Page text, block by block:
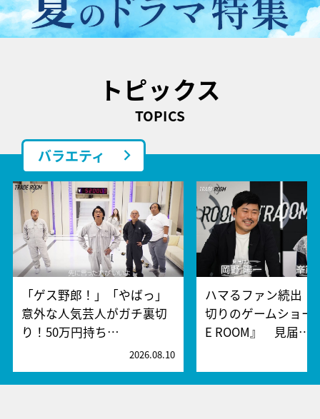
トピックス
TOPICS
バラエティ
「ゲス野郎！」「やばっ」
意外な人気芸人がガチ裏切
り！50万円持ち…
2026.08.10
ハマるファン続出！
切りのゲームショー
E ROOM』 見届…